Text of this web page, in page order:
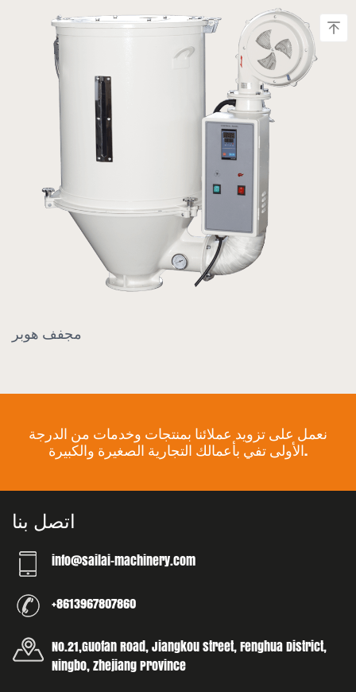
مجفف هوبر
نعمل على تزويد عملائنا بمنتجات وخدمات من الدرجة
الأولى تفي بأعمالك التجارية الصغيرة والكبيرة.
اتصل بنا
info@sailai-machinery.com
+8613967807860
No.21,Guofan Road, Jiangkou street, Fenghua District,
Ningbo, Zhejiang Province